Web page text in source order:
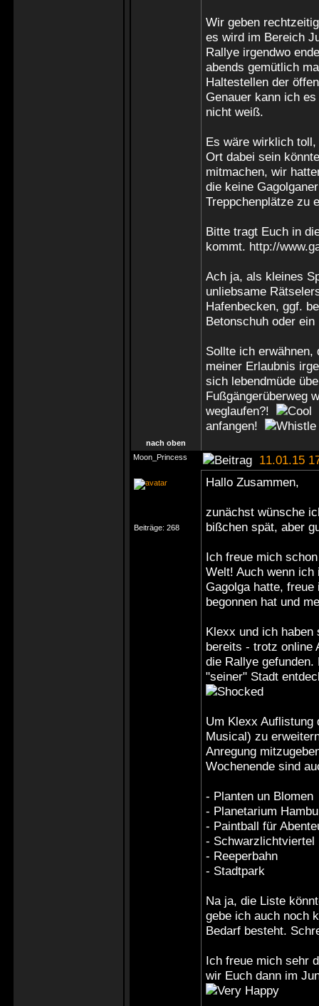
Wir geben
es wird im Bereich
Rallye irgendwo
abends gemütlich
Haltestellen der
Genauer kann ich
nicht weiß.
Es wäre wirklich
Ort dabei sein
mitmachen, wir
die keine
Treppchenplätze zu
Bitte tragt Euch in
kommt. http://
Ach ja, als kleines
unliebsame
Hafenbecken, ggf.
Betonschuh oder
Sollte ich erwähnen,
meiner Erlaubnis
sich lebendmüde
Fußgängerüberweg
weglaufen?!
anfangen!
nach oben
Moon_Princess
11.01.15
Beiträge: 268
Hallo Zusammen,
zunächst wünsche
bißchen spät, aber
Ich freue mich
Welt! Auch wenn
Gagolga hatte,
begonnen hat und
Klexx und ich haben
bereits - trotz online
die Rallye
"seiner" Stadt
Um Klexx Auflistung
Musical) zu
Anregung
Wochenende sind
- Planten un Blomen
- Planetarium
- Paintball für
- Schwarzlichtviertel
- Reeperbahn
- Stadtpark
Na ja, die Liste
gebe ich auch noch
Bedarf besteht.
Ich freue mich sehr
wir Euch dann im